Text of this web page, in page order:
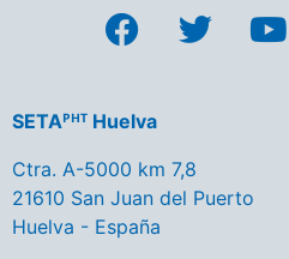
SETAᴾᴴᵀ Huelva
Ctra. A-5000 km 7,8
21610 San Juan del Puerto
Huelva - España